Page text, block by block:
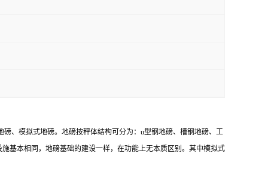
、模拟式地磅。地磅按秤体结构可分为：u型钢地磅、槽钢地磅、工
基本相同，地磅基础的建设一样，在功能上无本质区别。其中模拟式